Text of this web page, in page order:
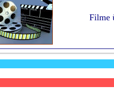
Filme